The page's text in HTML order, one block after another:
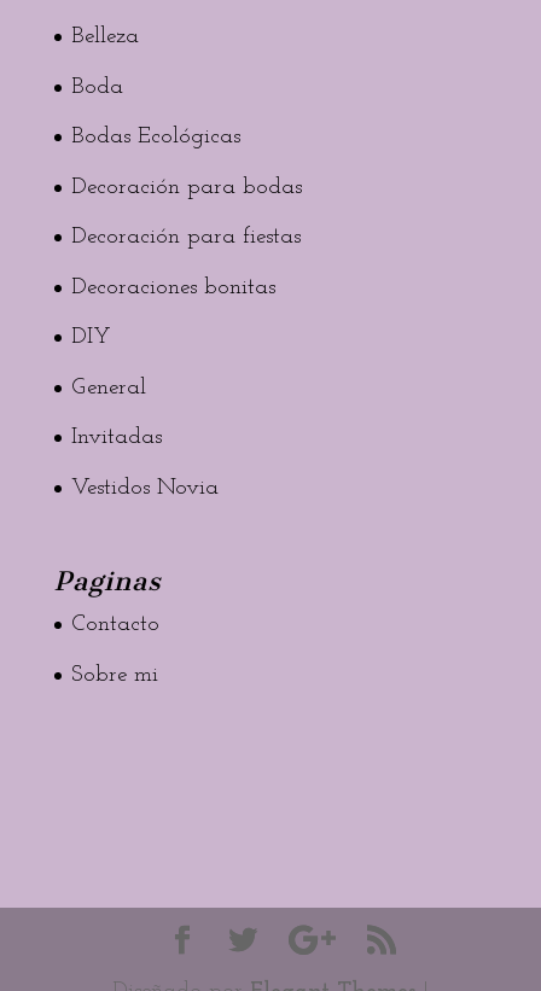
Belleza
Boda
Bodas Ecológicas
Decoración para bodas
Decoración para fiestas
Decoraciones bonitas
DIY
General
Invitadas
Vestidos Novia
Paginas
Contacto
Sobre mi